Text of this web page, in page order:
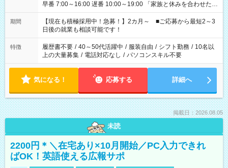
早番 7:00～16:00 遅番 10:00～19:00 「家族と休みを合わせた
い」 「余裕を持って夕飯の準備がしたい」 「できれば残業はし
たくない」 など、ご希望を教えてくださいね。 ※Wワーク希望
の方へ 今ご覧のお仕事で希望する勤務時間と、もう1つのお仕事
の勤務時間。 合計で週40時間を超える場合は応募できません。
期間
【現在も積極採用中！急募！】2カ月～ ■ご応募から最短2～3
日後の就業も相談可能です！
特徴 履歴書不要 / 40～50代活躍中 / 服装自由 / シフト勤務 / 10名以
上の大量募集 / 電話対応なし / パソコンスキル不要
気になる！ 応募する 詳細へ
掲載日：2026.08.05
未読
2200円＊＼在宅あり×10月開始／PC入力できれ
ばOK！英語使える広報サポ